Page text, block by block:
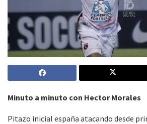
Minuto a minuto con Hector Morales
Pitazo inicial españa atacando desde